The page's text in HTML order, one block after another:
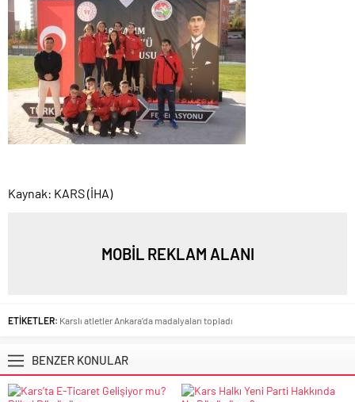
Kaynak: KARS (İHA)
MOBİL REKLAM ALANI
ETİKETLER: Karslı atletler Ankara’da madalyaları topladı
BENZER KONULAR